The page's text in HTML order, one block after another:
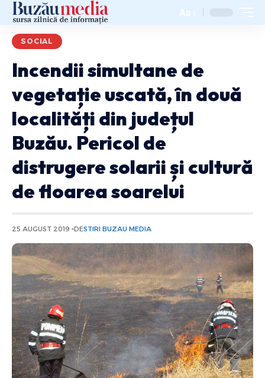
Aa
SOCIAL
Incendii simultane de
vegetație uscată, în două
localități din județul
Buzău. Pericol de
distrugere solarii și cultură
de floarea soarelui
25 AUGUST 2019 DESTIRI BUZAU MEDIA